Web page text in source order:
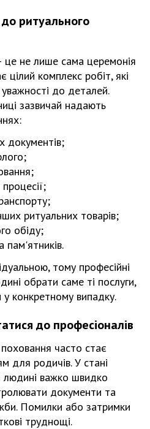
ритуального
це не лише сама церемонія
комплекс робіт, які
до деталей.
зазвичай надають
документів;
ритуальних товарів;
обіду;
пам'ятників.
тому професійні
обрати саме ті послуги,
у конкретному випадку.
до професіоналів
поховання часто стає
для родичів. У стані
людині важко швидко
документи та
Помилки або затримки
труднощі.